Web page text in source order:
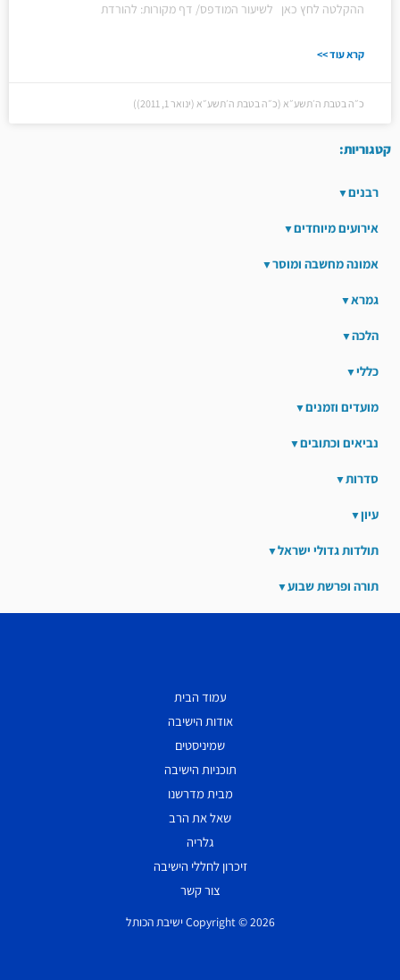
ההקלטה לחץ כאן לשיעור המודפס/ דף מקורות: להורדת
קרא עוד >>
כ״ה בטבת ה׳תשע״א (כ״ה בטבת ה׳תשע״א (ינואר 1, 2011))
קטגוריות:
רבנים
אירועים מיוחדים
אמונה מחשבה ומוסר
גמרא
הלכה
כללי
מועדים וזמנים
נביאים וכתובים
סדרות
עיון
תולדות גדולי ישראל
תורה ופרשת שבוע
עמוד הבית
אודות הישיבה
שמיניסטים
תוכניות הישיבה
מבית מדרשנו
שאל את הרב
גלריה
זיכרון לחללי הישיבה
צור קשר
Copyright © 2026 ישיבת הכותל